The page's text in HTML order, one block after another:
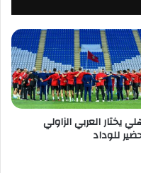
يختار العربي الزاولي
للوداد